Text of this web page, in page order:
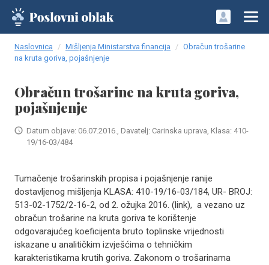
Naslovnica Mišljenja Ministarstva financija
Obračun trošarine
na kruta goriva, pojašnjenje
Obračun trošarine na kruta goriva,
pojašnjenje
Datum objave: 06.07.2016., Davatelj: Carinska uprava, Klasa: 410-
19/16-03/484
Tumačenje trošarinskih propisa i pojašnjenje ranije
dostavljenog mišljenja KLASA: 410-19/16-03/184, UR- BROJ:
513-02-1752/2-16-2, od 2. ožujka 2016. (link), a vezano uz
obračun trošarine na kruta goriva te korištenje
odgovarajućeg koeficijenta bruto toplinske vrijednosti
iskazane u analitičkim izvješćima o tehničkim
karakteristikama krutih goriva. Zakonom o trošarinama